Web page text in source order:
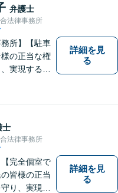
弁護士
法律事務所
務所】【駐車
の正当な権
実現するた
処してまい
人問わずあ
可能！
詳細を見
る
士
法律事務所
【完全個室で
皆様の正当
り、実現す
詳細を見
る